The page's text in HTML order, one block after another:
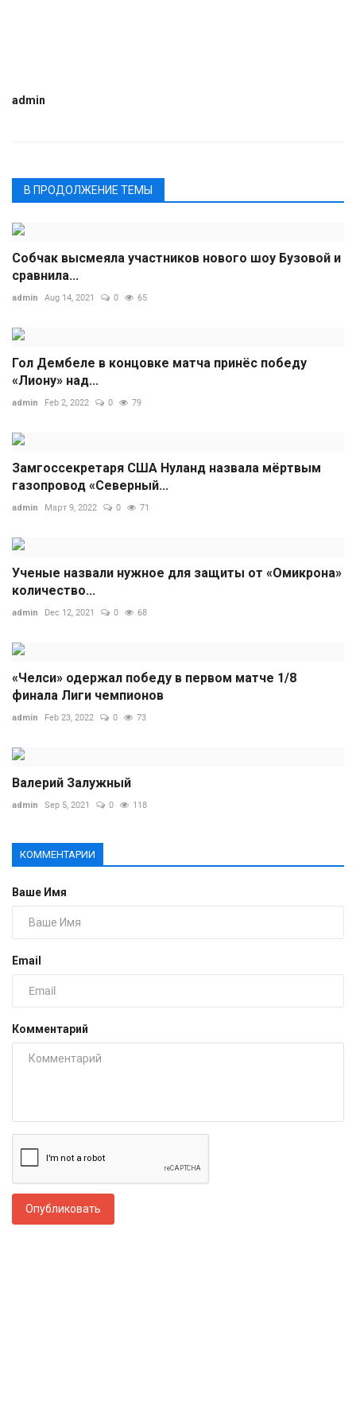
admin
В ПРОДОЛЖЕНИЕ ТЕМЫ
Собчак высмеяла участников нового шоу Бузовой и
сравнила...
admin Aug 14, 2021 0 65
Гол Дембеле в концовке матча принёс победу
«Лиону» над...
admin Feb 2, 2022 0 79
Замгоссекретаря США Нуланд назвала мёртвым
газопровод «Северный...
admin Март 9, 2022 0 71
Ученые назвали нужное для защиты от «Омикрона»
количество...
admin Dec 12, 2021 0 68
«Челси» одержал победу в первом матче 1/8
финала Лиги чемпионов
admin Feb 23, 2022 0 73
Валерий Залужный
admin Sep 5, 2021 0 118
КОММЕНТАРИИ
Ваше Имя
Email
Комментарий
Опубликовать